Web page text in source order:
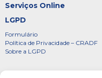
Serviços Online
LGPD
Formulário
Política de Privacidade – CRADF
Sobre a LGPD